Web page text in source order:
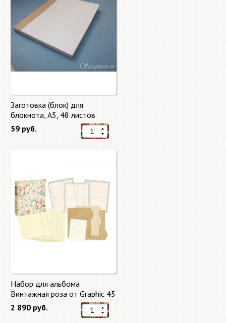
Заготовка (блок) для
блокнота, А5, 48 листов
59 руб.
Набор для альбома
Винтажная роза от Graphic 45
2 890 руб.